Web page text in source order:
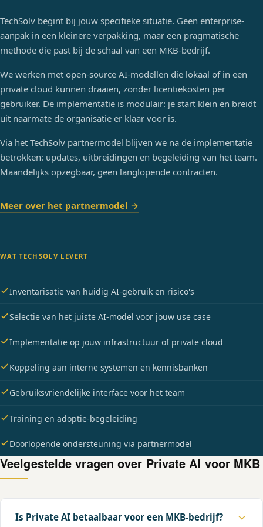
uitgelezen, gecontroleerd en klaargezet voor
goedkeuring in het boekhoudpakket, zonder handmatige
invoer.
VOORBEELD
De directeur vraagt: "Hoe ontwikkelde de omzet per
met vorig jaar?" en krijgt direct een overzicht.
VOORDELEN:
Risicovolle communicatie vroegtijdig signaleren
AVG-checks zonder externe partijen
VOORBEELD
HR vraagt de AI om een arbeidscontract te checken op
afwijkingen van het standaard cao-beleid. Het systeem
markeert drie clausules die aandacht vereisen.
TechSolv begint bij jouw specifieke situatie. Geen enterprise-
aanpak in een kleinere verpakking, maar een pragmatische
methode die past bij de schaal van een MKB-bedrijf.
We werken met open-source AI-modellen die lokaal of in een
private cloud kunnen draaien, zonder licentiekosten per
gebruiker. De implementatie is modulair: je start klein en breidt
uit naarmate de organisatie er klaar voor is.
Via het TechSolv partnermodel blijven we na de implementatie
betrokken: updates, uitbreidingen en begeleiding van het team.
Maandelijks opzegbaar, geen langlopende contracten.
Meer over het partnermodel →
WAT TECHSOLV LEVERT
Inventarisatie van huidig AI-gebruik en risico's
Selectie van het juiste AI-model voor jouw use case
Implementatie op jouw infrastructuur of private cloud
Koppeling aan interne systemen en kennisbanken
Gebruiksvriendelijke interface voor het team
Training en adoptie-begeleiding
Doorlopende ondersteuning via partnermodel
Veelgestelde vragen over Private AI voor MKB
Is Private AI betaalbaar voor een MKB-bedrijf?